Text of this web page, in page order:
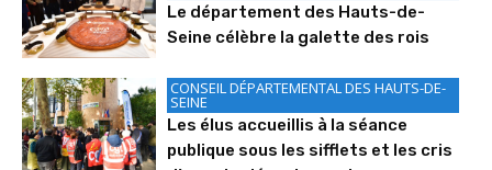
Le département des Hauts-de-
Seine célèbre la galette des rois
CONSEIL DÉPARTEMENTAL DES HAUTS-DE-
SEINE
Les élus accueillis à la séance
publique sous les sifflets et les cris